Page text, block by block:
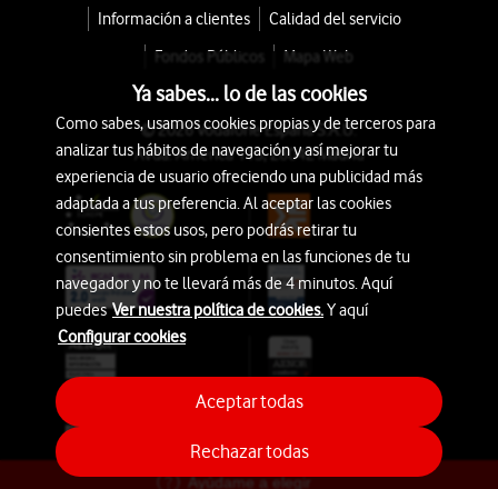
Ayúdame a elegir
Información a clientes
Calidad del servicio
Fondos Públicos
Mapa Web
© 2026 Vodafone España S.A.U.
Avda. América 115, 28042 Madrid
Ya sabes... lo de las cookies
Como sabes, usamos cookies propias y de terceros para
analizar tus hábitos de navegación y así mejorar tu
experiencia de usuario ofreciendo una publicidad más
adaptada a tus preferencia. Al aceptar las cookies
consientes estos usos, pero podrás retirar tu
consentimiento sin problema en las funciones de tu
navegador y no te llevará más de 4 minutos. Aquí
puedesVer nuestra política de cookies.Y aquí
Configurar cookies
Rechazar todas
Aceptar todas